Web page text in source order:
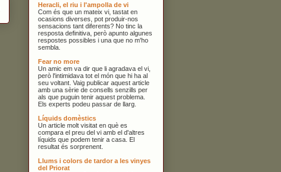
Heracli, el riu i l'ampolla de vi
Com és que un mateix vi, tastat en
ocasions diverses, pot produir-nos
sensacions tant diferents? No tinc la
resposta definitiva, però apunto algunes
respostes possibles i una que no m'ho
sembla.
Fear no more
Un amic em va dir que li agradava el vi,
però l'intimidava tot el món que hi ha al
seu voltant. Vaig publicar aquest article
amb una sèrie de consells senzills per
als que puguin tenir aquest problema.
Els experts podeu passar de llarg.
Líquids domèstics
Un article molt visitat en què es
compara el preu del vi amb el d'altres
líquids que podem tenir a casa. El
resultat és sorprenent.
Llums i colors de tardor a les vinyes
del Priorat